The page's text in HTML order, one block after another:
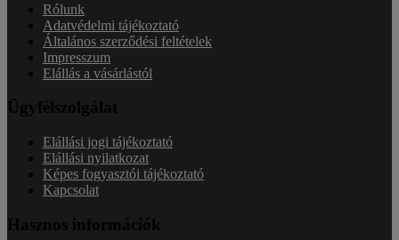
Rólunk
Adatvédelmi tájékoztató
Általános szerződési feltételek
Impresszum
Elállás a vásárlástól
Ügyfélszolgálat
Elállási jogi tájékoztató
Elállási nyilatkozat
Képes fogyasztói tájékoztató
Kapcsolat
Hasznos információk